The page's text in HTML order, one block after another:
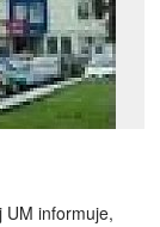
UM informuje,